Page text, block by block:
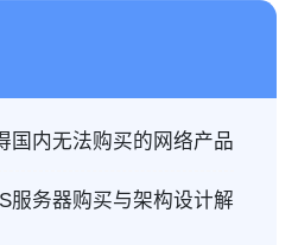
国内无法购买的网络产品
服务器购买与架构设计解